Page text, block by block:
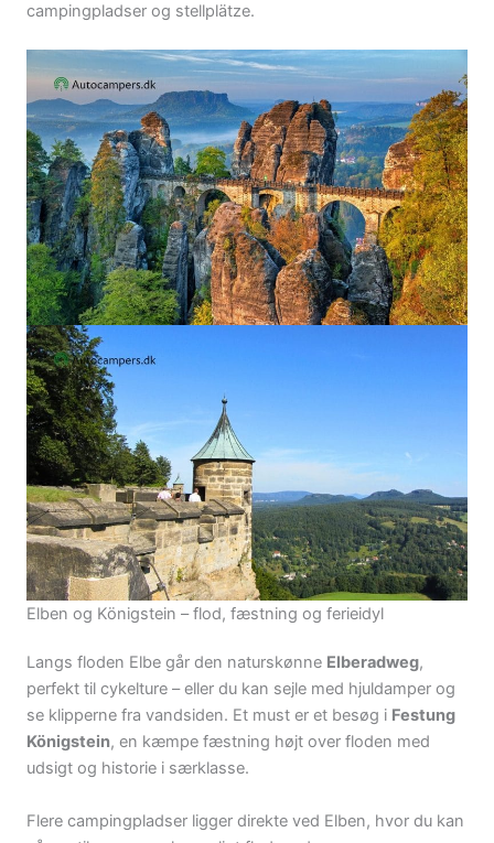
campingpladser og stellplätze.
Elben og Königstein – flod, fæstning og ferieidyl
Langs floden Elbe går den naturskønne Elberadweg,
perfekt til cykelture – eller du kan sejle med hjuldamper og
se klipperne fra vandsiden. Et must er et besøg i Festung
Königstein, en kæmpe fæstning højt over floden med
udsigt og historie i særklasse.
Flere campingpladser ligger direkte ved Elben, hvor du kan